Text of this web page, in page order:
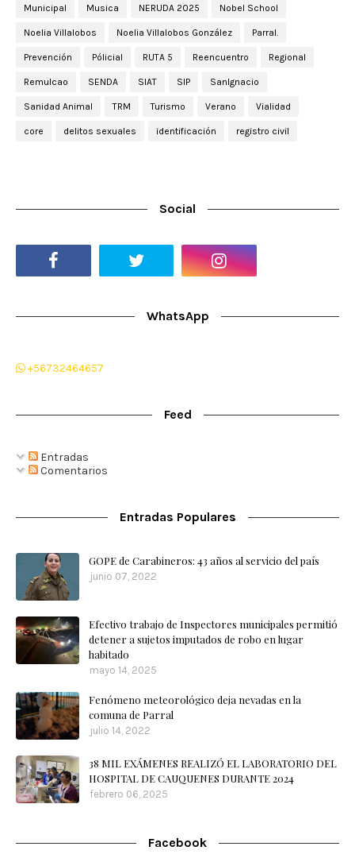
Municipal Musica NERUDA 2025 Nobel School
Noelia Villalobos Noelia Villalobos González Parral.
Prevención Pólicial RUTA 5 Reencuentro Regional
Remulcao SENDA SIAT SIP SanIgnacio
Sanidad Animal TRM Turismo Verano Vialidad
core delitos sexuales identificación registro civil
Social
WhatsApp
+56732464657
Feed
Entradas
Comentarios
Entradas Populares
GOPE de Carabineros: 43 años al servicio del país
junio 07, 2022
Efectivo trabajo de Inspectores municipales permitió
detener a sujetos imputados de robo en lugar
habitado
mayo 14, 2025
Fenómeno meteorológico deja nevadas en la
comuna de Parral
julio 14, 2022
38 MIL EXÁMENES REALIZÓ EL LABORATORIO DEL
HOSPITAL DE CAUQUENES DURANTE 2024
febrero 06, 2025
Facebook